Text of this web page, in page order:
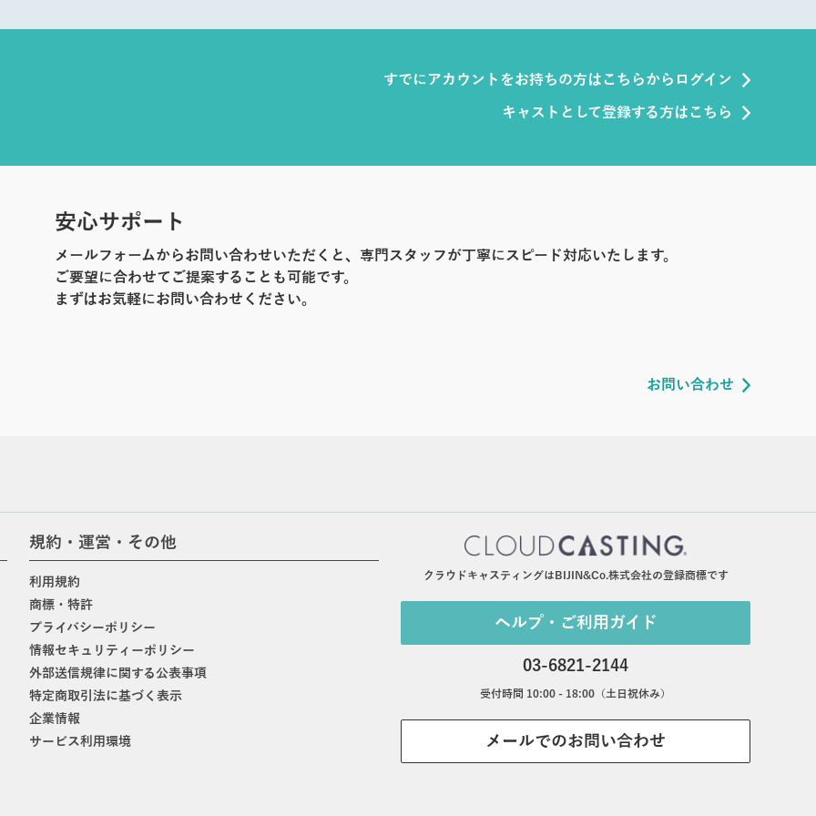
すでにアカウントをお持ちの方はこちらからログイン
キャストとして登録する方はこちら
安心サポート
メールフォームからお問い合わせいただくと、専門スタッフが丁寧にスピード対応いたします。
ご要望に合わせてご提案することも可能です。
まずはお気軽にお問い合わせください。
お問い合わせ
規約・運営・その他
利用規約
商標・特許
プライバシーポリシー
情報セキュリティーポリシー
外部送信規律に関する公表事項
特定商取引法に基づく表示
企業情報
サービス利用環境
クラウドキャスティングはBIJIN&Co.株式会社の登録商標です
ヘルプ・ご利用ガイド
03-6821-2144
受付時間 10:00 - 18:00（土日祝休み）
メールでのお問い合わせ